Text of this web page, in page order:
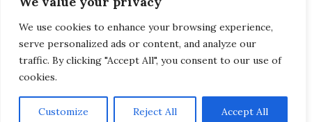
We use cookies to enhance your browsing experience,
serve personalized ads or content, and analyze our
traffic. By clicking "Accept All", you consent to our use of
cookies.
Customize Reject All Accept All
Sembrando Líderes: Palabras de
Sabiduría para Preparar a los Niños para el
Liderazgo y la Colaboración
AVISO LEGAL, POLITICA DE PRIVACIDAD, COOKIES